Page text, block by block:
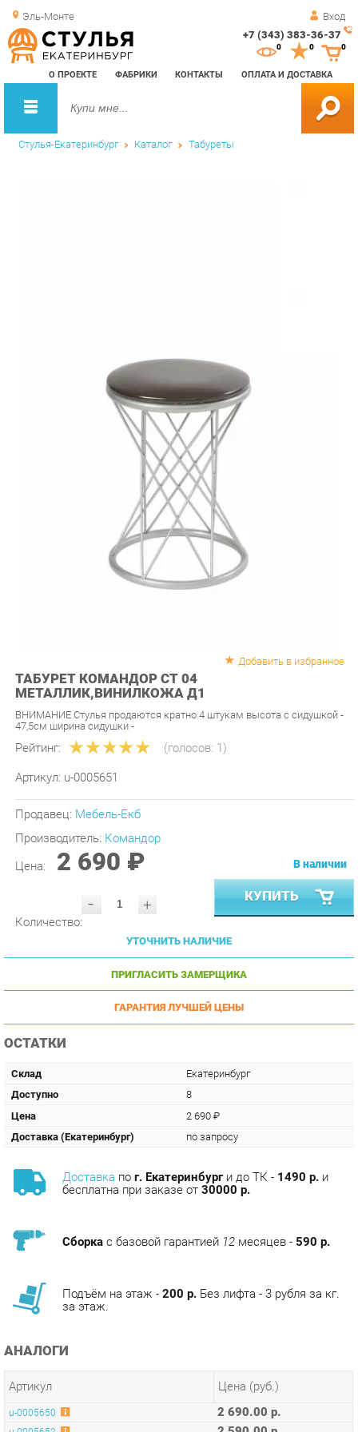
Эль-Монте Вход
+7 (343) 383-36-37
О ПРОЕКТЕ ФАБРИКИ КОНТАКТЫ ОПЛАТА И ДОСТАВКА
0 0
Стулья-Екатеринбург Каталог Табуреты
ВНИМАНИЕ Стулья продаются кратно 4 штукам высота с сидушкой -
47,5см ширина сидушки -
Рейтинг: (голосов: 1)
Артикул: u-0005651
Продавец:Мебель-Екб
Производитель:Командор
Цена: 2 690 ₽
- +
УТОЧНИТЬ НАЛИЧИЕ
ПРИГЛАСИТЬ ЗАМЕРЩИКА
Доступно
Цена
2 690 ₽
Доставка (Екатеринбург)
по запросу
Доставка по г. Екатеринбург
бесплатна при заказе от30000 р.
Сборкас базовой гарантией12месяцев -
Подъём на этаж -200 р.Без лифта - 3 рубля за кг.
АНАЛОГИ
u-0005650
2 590.00 р.
ТЭГИ
КУХОННЫЕ СТУЛЬЯ